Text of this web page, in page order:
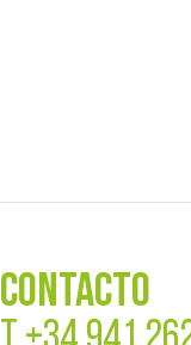
CONTACTO